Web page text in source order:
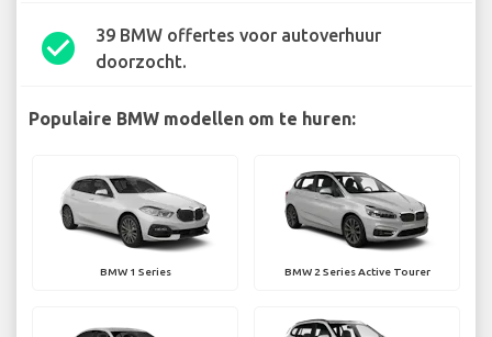
check_circle
39 BMW offertes voor autoverhuur
doorzocht.
Populaire BMW modellen om te huren:
BMW 1 Series BMW 2 Series Active Tourer